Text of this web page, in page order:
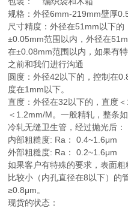
规格：外径6mm-219mm壁厚
尺寸精度：外径在51mm以下
±0.05mm范围以内，外径在
在±0.08mm范围以内，如果有
之前和我们进行沟通
圆度：外径42以下的，控制在
度在1mm以下。
直度：外径在32以下的，直度
＜1.2mm/M。一般精轧，整条
冷轧无缝卫生管，经过抛光后：
内部粗糙度: Ra： 0.4~1.6μm
外部粗糙度: Ra： 0.2~1.6μm
如果客户有特殊的要求，表面
比较小（内孔直径在8以下）的
≥0.8μm。
现货的状态：